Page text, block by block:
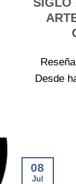
Desde
08
Jul